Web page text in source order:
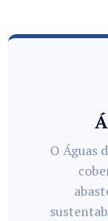
O Águas